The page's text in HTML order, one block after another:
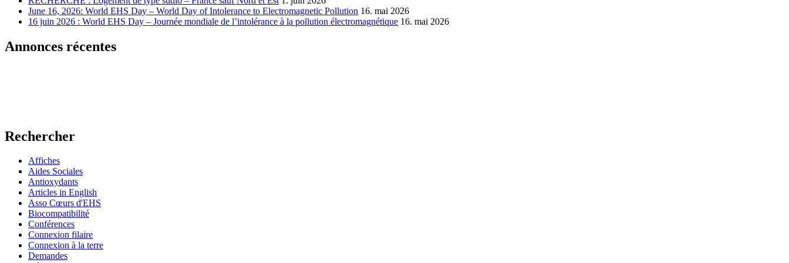
June 16, 2026: World EHS Day – World Day of Intolerance to Electromagnetic Pollution 16. mai 2026
16 juin 2026 : World EHS Day – Journée mondiale de l’intolérance à la pollution électromagnétique 16. mai 2026
Annonces récentes
Rechercher
Affiches
Aides Sociales
Antioxydants
Articles in English
Asso Cœurs d'EHS
Biocompatibilité
Conférences
Connexion filaire
Connexion à la terre
Demandes